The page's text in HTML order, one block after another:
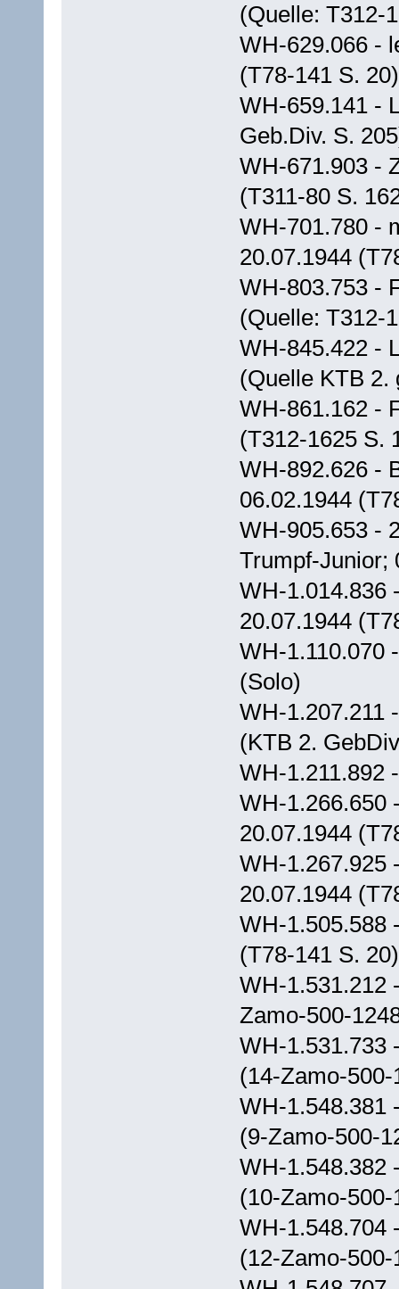
(Quelle: T312-
WH-629.066 -
(T78-141 S. 20)
WH-659.141 -
Geb.Div. S.
WH-671.903 -
(T311-80 S.
WH-701.780 -
20.07.1944
WH-803.753 -
(Quelle: T312-
WH-845.422 -
(Quelle KTB 2.
WH-861.162 -
(T312-1625 S.
WH-892.626 -
06.02.1944
WH-905.653 -
Trumpf-Junior;
WH-1.014.836
20.07.1944
WH-1.110.070
(Solo)
WH-1.207.211
(KTB 2.
WH-1.211.892
WH-1.266.650
20.07.1944
WH-1.267.925
20.07.1944
WH-1.505.588
(T78-141 S. 20)
WH-1.531.212
Zamo-500-
WH-1.531.733
(14-Zamo-500-
WH-1.548.381
(9-Zamo-500-
WH-1.548.382
(10-Zamo-500-
WH-1.548.704
(12-Zamo-